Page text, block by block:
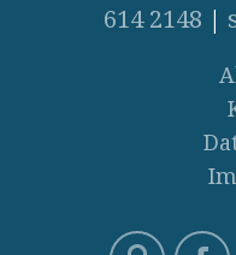
614 2148 |